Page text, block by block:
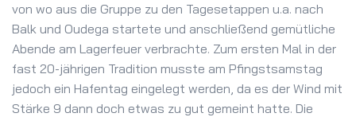
von wo aus die Gruppe zu den Tagesetappen u.a. nach
Balk und Oudega startete und anschließend gemütliche
Abende am Lagerfeuer verbrachte. Zum ersten Mal in der
fast 20-jährigen Tradition musste am Pfingstsamstag
jedoch ein Hafentag eingelegt werden, da es der Wind mit
Stärke 9 dann doch etwas zu gut gemeint hatte. Die